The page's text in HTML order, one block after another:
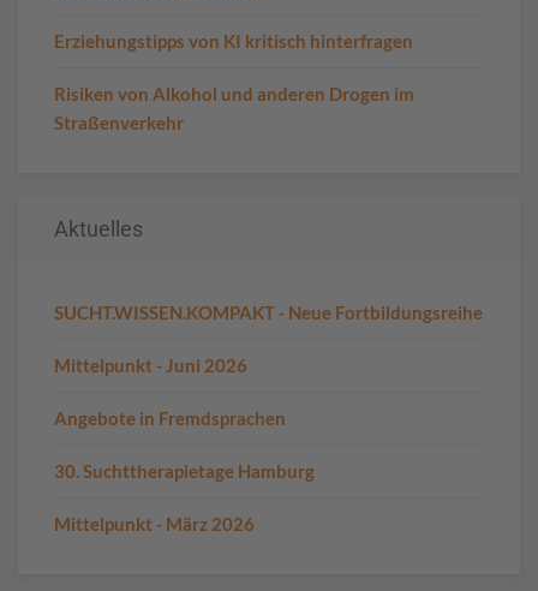
Erziehungstipps von KI kritisch hinterfragen
Risiken von Alkohol und anderen Drogen im
Straßenverkehr
Aktuelles
SUCHT.WISSEN.KOMPAKT - Neue Fortbildungsreihe
Mittelpunkt - Juni 2026
Angebote in Fremdsprachen
30. Suchttherapietage Hamburg
Mittelpunkt - März 2026